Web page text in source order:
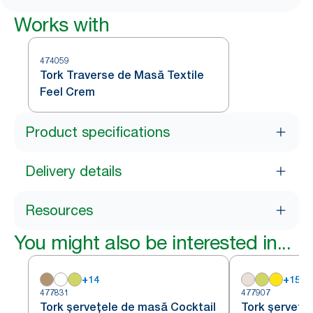
Works with
474059
Tork Traverse de Masă Textile
Feel Crem
Product specifications
Delivery details
Resources
You might also be interested in...
+14
477831
Tork șervețele de masă Cocktail
+15
477907
Tork